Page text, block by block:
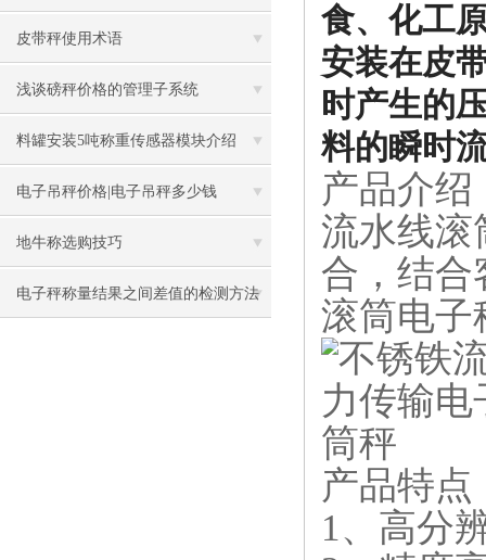
皮带秤使用术语
浅谈磅秤价格的管理子系统
料罐安装5吨称重传感器模块介绍
电子吊秤价格|电子吊秤多少钱
地牛称选购技巧
电子秤称量结果之间差值的检测方法
食、化工
安装在皮
时产生的
料的瞬时
产品介绍
流水线滚
合，结合
滚筒电子
产品特点
1、高分